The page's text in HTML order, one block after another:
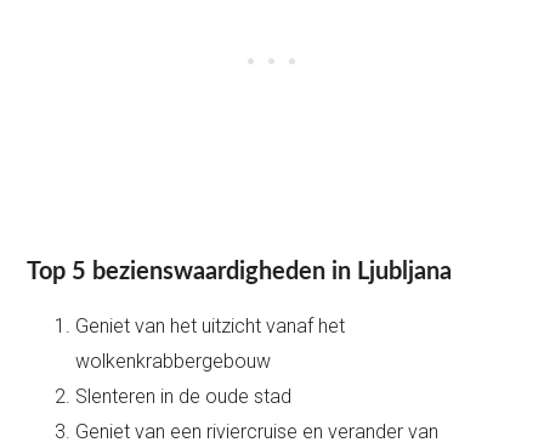
Top 5 bezienswaardigheden in Ljubljana
Geniet van het uitzicht vanaf het
wolkenkrabbergebouw
Slenteren in de oude stad
Geniet van een riviercruise en verander van